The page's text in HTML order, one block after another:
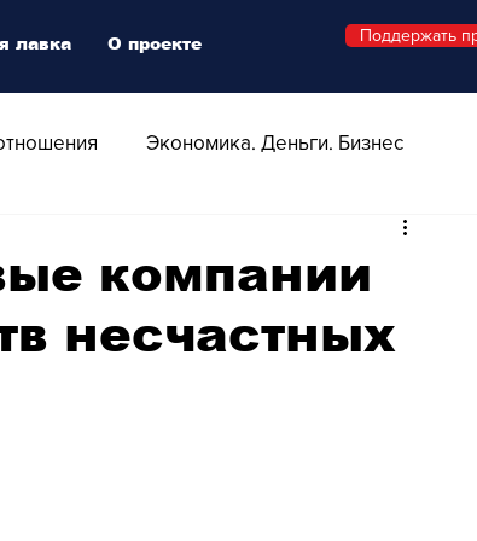
Экономика. Деньги. Бизнес
Стиль Стильный четверг
компании
несчастных
лавка О проекте Поддержать